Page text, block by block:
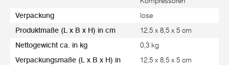
Verpackung lose
Produktmaße (L x B x H) in cm 12,5 x 8,5 x 5 cm
Nettogewicht ca. in kg 0,3 kg
Verpackungsmaße (L x B x H) in
12,5 x 8,5 x 5 cm